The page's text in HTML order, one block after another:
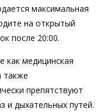
максимальная
на открытый
после 20:00.
как медицинская
также
препятствуют
и дыхательных путей.